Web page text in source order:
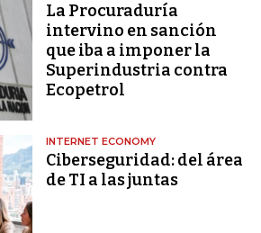
La Procuraduría
intervino en sanción
que iba a imponer la
Superindustria contra
Ecopetrol
INTERNET ECONOMY
Ciberseguridad: del área
de TI a las juntas